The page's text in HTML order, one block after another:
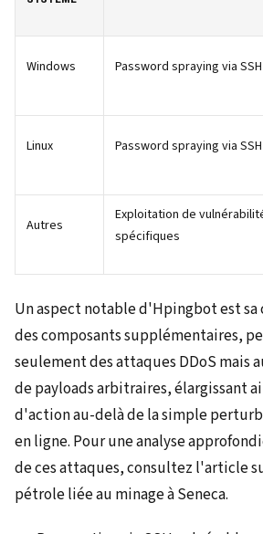
Windows Password spraying via SSH
Linux Password spraying via SSH
Autres
Exploitation de
spécifiques
Un aspect notable d'Hpingbot est
des composants supplémentaires,
seulement des attaques DDoS mais
de payloads arbitraires, élargissant
d'action au-delà de la simple
en ligne. Pour une analyse
de ces attaques, consultez l'article
pétrole liée au minage à Seneca.